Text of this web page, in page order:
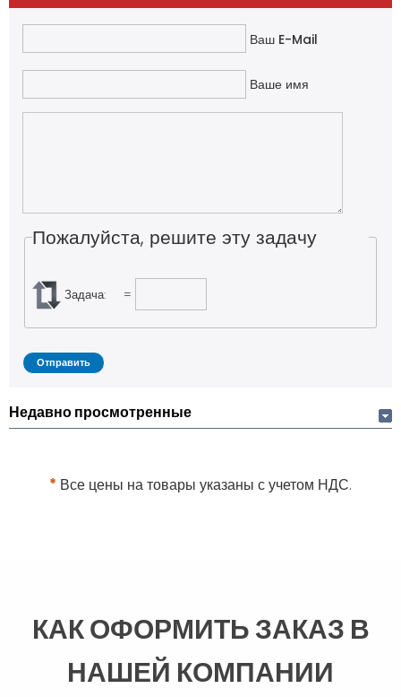
Ваш E-Mail
Ваше имя
Пожалуйста, решите эту задачу
Задача: =
Недавно просмотренные
* Все цены на товары указаны с учетом НДС.
КАК ОФОРМИТЬ ЗАКАЗ В
НАШЕЙ КОМПАНИИ